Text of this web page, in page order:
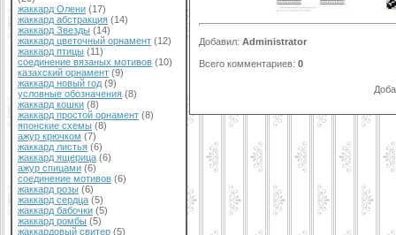
жаккард Олени (17)
жаккард абстракция (14)
жаккард Звезды (14)
жаккард цветочный орнамент (12)
жаккард птицы (11)
соединение вязаных мотивов (10)
казахский орнамент (9)
жаккард новый год (9)
условные обозначения (8)
жаккард кошки (8)
жаккард простой орнамент (8)
японские схемы (8)
ажур крючком (7)
жаккард листья (6)
жаккард ящерица (6)
ажур спицами (6)
соединение мотивов (6)
жаккард розы (6)
жаккард сердца (5)
жаккард бабочки (5)
жаккард ромбы (5)
жаккардовый свитер (5)
Добавил: Administrator
Всего комментариев: 0